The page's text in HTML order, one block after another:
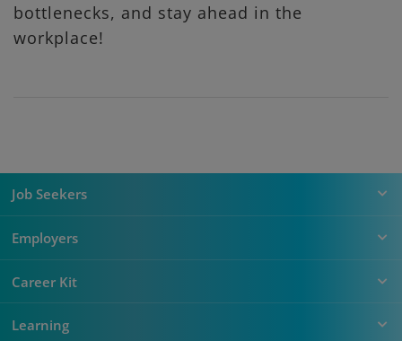
bottlenecks, and stay ahead in the
workplace!
Job Seekers
Employers
Career Kit
Learning